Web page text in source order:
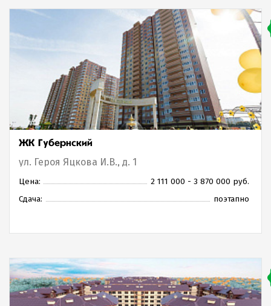
ЖК Губернский
ул. Героя Яцкова И.В., д. 1
Цена:
2 111 000 - 3 870 000 руб.
Сдача:
поэтапно